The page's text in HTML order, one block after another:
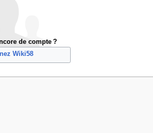
de compte ?
Wiki58